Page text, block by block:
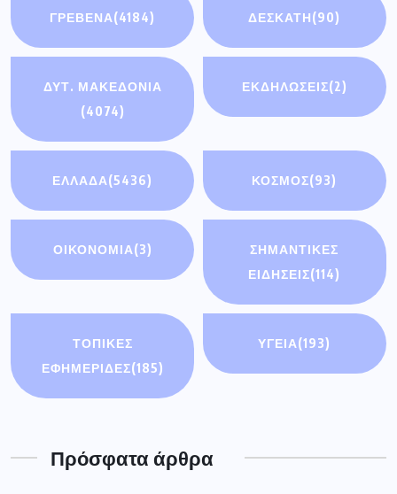
ΓΡΕΒΕΝΑ(4184) ΔΕΣΚΑΤΗ(90)
ΔΥΤ. ΜΑΚΕΔΟΝΙΑ
(4074)
ΕΚΔΗΛΩΣΕΙΣ(2)
ΕΛΛΑΔΑ(5436) ΚΟΣΜΟΣ(93)
ΟΙΚΟΝΟΜΊΑ(3)
ΣΗΜΑΝΤΙΚΈΣ
ΕΙΔΉΣΕΙΣ(114)
ΤΟΠΙΚΕΣ
ΕΦΗΜΕΡΙΔΕΣ(185)
ΥΓΕΙΑ(193)
Πρόσφατα άρθρα